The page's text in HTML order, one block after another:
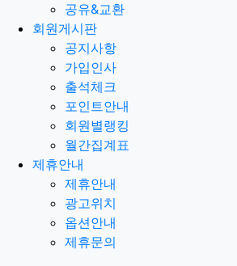
공유&교환
회원게시판
공지사항
가입인사
출석체크
포인트안내
회원별랭킹
월간집계표
제휴안내
제휴안내
광고위치
옵션안내
제휴문의